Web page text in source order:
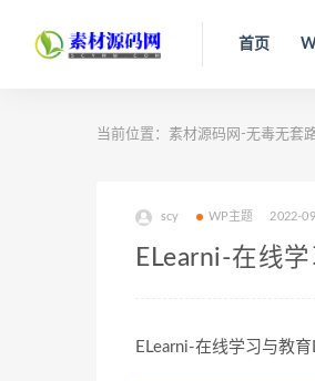
首页
当前位置： 素材源码网-无毒无套
scy WP主题 2022-
ELearni-在线
ELearni-在线学习与教